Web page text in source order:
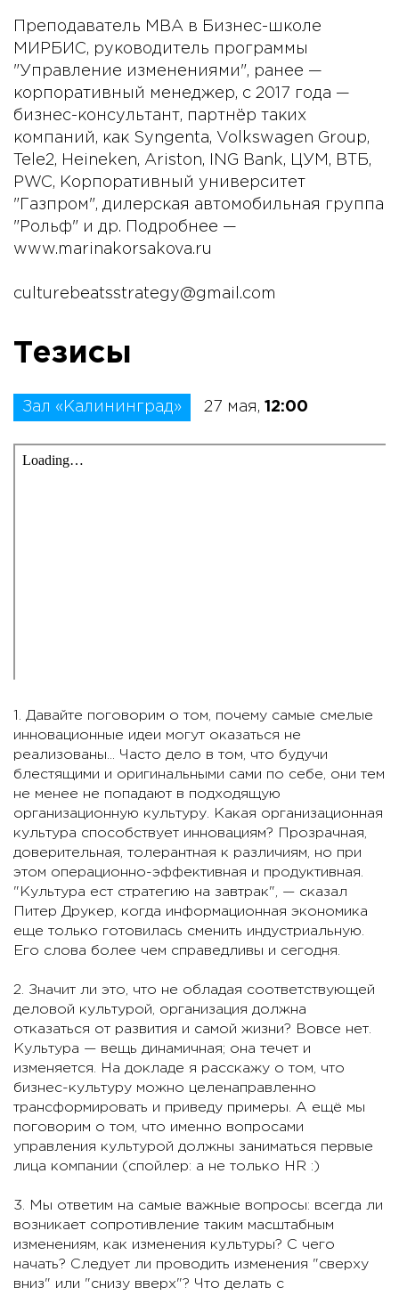
Преподаватель МВА в Бизнес-школе
МИРБИС, руководитель программы
"Управление изменениями", ранее —
корпоративный менеджер, с 2017 года —
бизнес-консультант, партнёр таких
компаний, как Syngenta, Volkswagen Group,
Tele2, Heineken, Ariston, ING Bank, ЦУМ, ВТБ,
PWC, Корпоративный университет
"Газпром", дилерская автомобильная группа
"Рольф" и др. Подробнее —
www.marinakorsakova.ru
culturebeatsstrategy@gmail.com
Тезисы
Зал «Калининград» 27 мая, 12:00
1. Давайте поговорим о том, почему самые смелые
инновационные идеи могут оказаться не
реализованы... Часто дело в том, что будучи
блестящими и оригинальными сами по себе, они тем
не менее не попадают в подходящую
организационную культуру. Какая организационная
культура способствует инновациям? Прозрачная,
доверительная, толерантная к различиям, но при
этом операционно-эффективная и продуктивная.
"Культура ест стратегию на завтрак", — сказал
Питер Друкер, когда информационная экономика
еще только готовилась сменить индустриальную.
Его слова более чем справедливы и сегодня.
2. Значит ли это, что не обладая соответствующей
деловой культурой, организация должна
отказаться от развития и самой жизни? Вовсе нет.
Культура — вещь динамичная; она течет и
изменяется. На докладе я расскажу о том, что
бизнес-культуру можно целенаправленно
трансформировать и приведу примеры. А ещё мы
поговорим о том, что именно вопросами
управления культурой должны заниматься первые
лица компании (спойлер: а не только HR :)
3. Мы ответим на самые важные вопросы: всегда ли
возникает сопротивление таким масштабным
изменениям, как изменения культуры? С чего
начать? Следует ли проводить изменения "сверху
вниз" или "снизу вверх"? Что делать с